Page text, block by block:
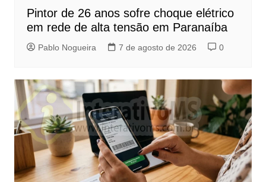
Pintor de 26 anos sofre choque elétrico
em rede de alta tensão em Paranaíba
Pablo Nogueira 7 de agosto de 2026 0